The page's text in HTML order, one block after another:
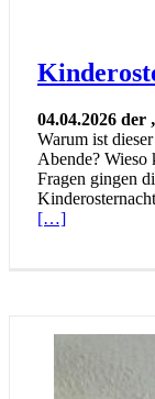
04.04.2026 der
Warum ist
Abende? Wieso
Fragen gingen
[…]